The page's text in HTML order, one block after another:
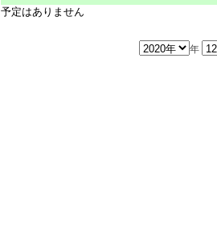
予定はありません
年